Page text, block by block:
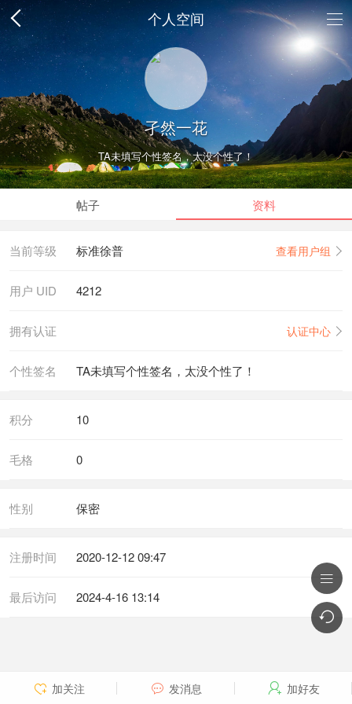
个人空间
孑然一花
TA未填写个性签名，太没个性了！
帖子 资料
 加关注  发消息  加好友
当前等级 标准徐普 查看用户组
用户 UID 4212
拥有认证 认证中心
个性签名 TA未填写个性签名，太没个性了！
积分 10
毛格 0
性别 保密
注册时间 2020-12-12 09:47
最后访问 2024-4-16 13:14

